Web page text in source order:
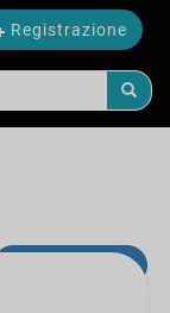
Registrazione